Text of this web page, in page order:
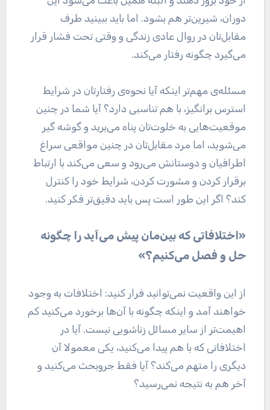
دوران، شیرین‌تر هم بشود. اما باید ببینید طرف
مقابل‌تان در روال عادی زندگی و وقتی تحت فشار قرار
می‌گیرد چگونه رفتار می‌کند.
مسئله‌ی مهم‌تر اینکه آیا نحوه‌ی رفتارتان در شرایط
استرس برانگیز، با هم تناسبی دارد؟ آیا شما در چنین
موقعیت‌هایی به خلوت‌تان پناه می‌برید و گوشه گیر
می‌شوید، اما مرد مقابل‌تان در چنین مواقعی سراغ
اطرافیان و دوستانش می‌رود و سعی می‌کند با ارتباط
برقرار کردن و مشورت کردن، شرایط خود را کنترل
کند؟ اگر این طور است پس باید دقیق‌تر فکر کنید.
«اختلافاتی که بین‌مان پیش می‌آید را چگونه
حل و فصل می‌کنیم؟»
از این واقعیت نمی‌توانید فرار کنید: اختلافات به وجود
خواهند آمد و اینکه چگونه با آن‌ها برخورد می‌کنید کم
اهیمت‌تر از سایر مسائل زناشویی نیست. آیا در
اختلافاتی که با هم پیدا می‌کنید، یکی معمولا آن
دیگری را متهم می‌کند؟ آیا فقط جروبحث می‌کنید و
آخر هم به نتیجه نمی‌رسید؟